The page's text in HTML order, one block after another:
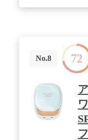
No.8 72